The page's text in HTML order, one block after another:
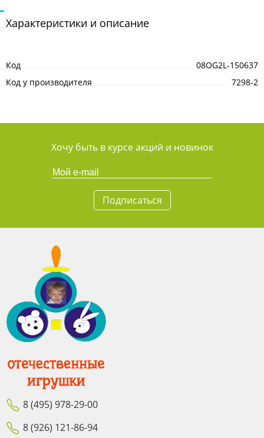
Характеристики и описание
Код
08OG2L-150637
Код у производителя
7298-2
Хочу быть в курсе акций и новинок
Подписаться
8 (495) 978-29-00
8 (926) 121-86-94